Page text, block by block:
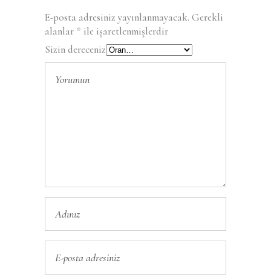
E-posta adresiniz yayınlanmayacak. Gerekli
alanlar * ile işaretlenmişlerdir
Sizin dereceniz